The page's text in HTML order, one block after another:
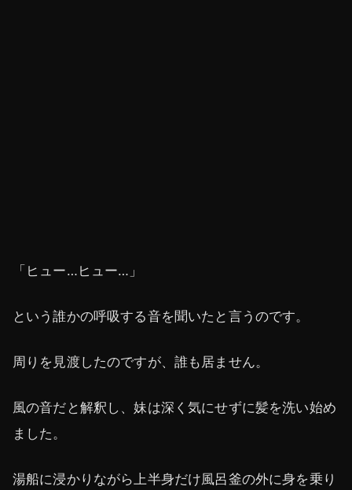
「ヒュー…ヒュー…」
という誰かの呼吸する音を聞いたと言うのです。
周りを見渡したのですが、誰も居ません。
風の音だと解釈し、妹は深く気にせずに髪を洗い始め
ました。
湯船に浸かりながら上半身だけ風呂釜の外に身を乗り